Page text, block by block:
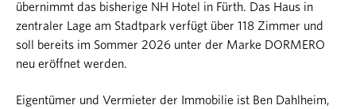
übernimmt das bisherige NH Hotel in Fürth. Das Haus in
zentraler Lage am Stadtpark verfügt über 118 Zimmer und
soll bereits im Sommer 2026 unter der Marke DORMERO
neu eröffnet werden.
Eigentümer und Vermieter der Immobilie ist Ben Dahlheim,